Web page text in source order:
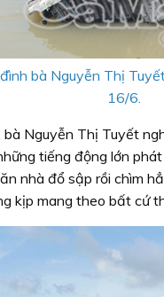
bà Nguyễn Thị
16/6.
Nguyễn Thị Tuyết
tiếng động lớn
nhà đổ sập rồi chìm
kịp mang theo bất cứ